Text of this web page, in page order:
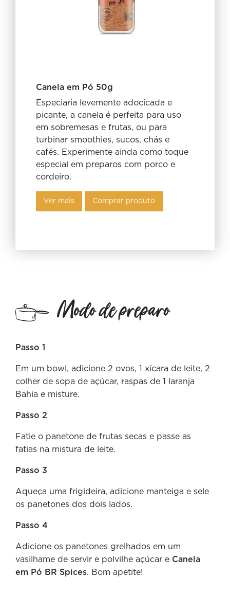
Canela em Pó 50g
Especiaria levemente adocicada e
picante, a canela é perfeita para uso
em sobremesas e frutas, ou para
turbinar smoothies, sucos, chás e
cafés. Experimente ainda como toque
especial em preparos com porco e
cordeiro.
Ver mais Comprar produto
Modo de preparo
Passo 1
Em um bowl, adicione 2 ovos, 1 xícara de leite, 2
colher de sopa de açúcar, raspas de 1 laranja
Bahia e misture.
Passo 2
Fatie o panetone de frutas secas e passe as
fatias na mistura de leite.
Passo 3
Aqueça uma frigideira, adicione manteiga e sele
os panetones dos dois lados.
Passo 4
Adicione os panetones grelhados em um
vasilhame de servir e polvilhe açúcar e Canela
em Pó BR Spices. Bom apetite!